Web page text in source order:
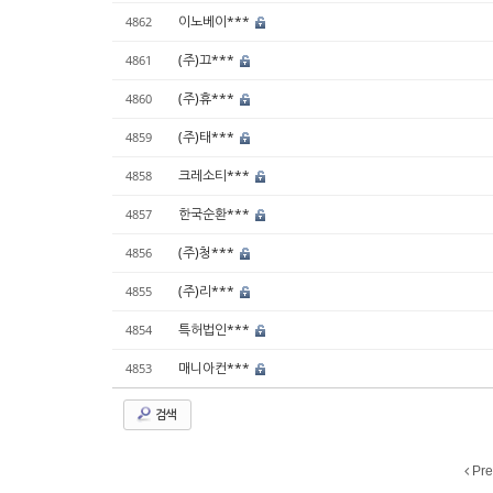
4862 이노베이***
4861 (주)끄***
4860 (주)휴***
4859 (주)태***
4858 크레소티***
4857 한국순환***
4856 (주)청***
4855 (주)리***
4854 특허법인***
4853 매니아컨***
검색